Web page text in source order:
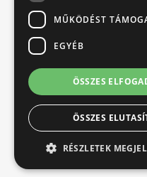
MŰKÖDÉST
EGYÉB
ÖSSZES
ÖSSZES
RÉSZLETEK